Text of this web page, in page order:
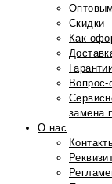
Скидки
Как
Вопрос-
замена
О нас